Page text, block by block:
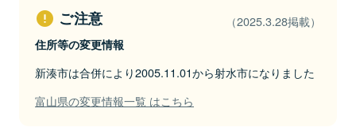
ご注意 （2025.3.28掲載）
住所等の変更情報
新湊市は合併により2005.11.01から射水市になりました
富山県の変更情報一覧 はこちら